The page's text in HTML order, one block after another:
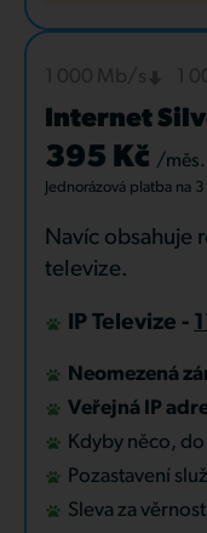
Internet
395 Kč /měs.
Jednorázová platba na
Navíc obsahuje
televize.
IP Televize -
Neomezená
Veřejná IP
Kdyby něco, do
Pozastavení
Sleva za